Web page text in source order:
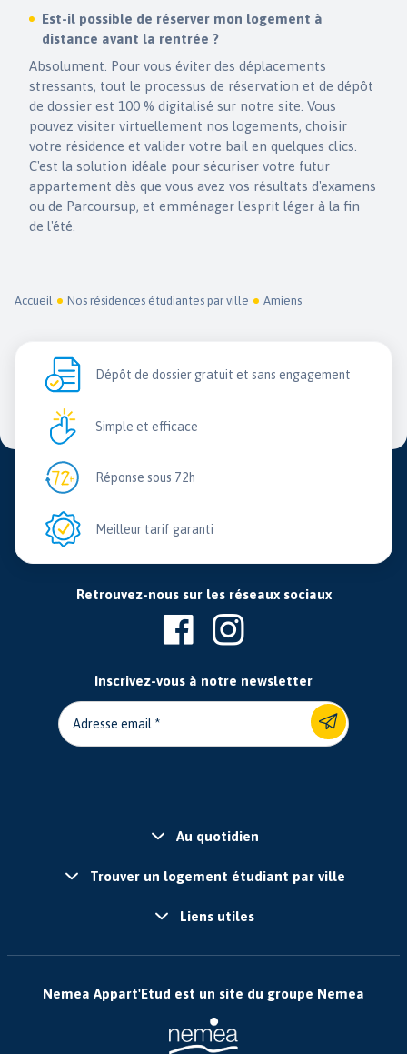
Accueil Nos résidences étudiantes par ville Amiens
Est-il possible de réserver mon logement à
distance avant la rentrée ?
Absolument. Pour vous éviter des déplacements
stressants, tout le processus de réservation et de dépôt
de dossier est 100 % digitalisé sur notre site. Vous
pouvez visiter virtuellement nos logements, choisir
votre résidence et valider votre bail en quelques clics.
C'est la solution idéale pour sécuriser votre futur
appartement dès que vous avez vos résultats d'examens
ou de Parcoursup, et emménager l'esprit léger à la fin
de l'été.
Dépôt de dossier gratuit et sans engagement
Simple et efficace
Réponse sous 72h
Meilleur tarif garanti
Retrouvez-nous sur les réseaux sociaux
Inscrivez-vous à notre newsletter
Adresse email
Au quotidien
Trouver un logement étudiant par ville
Liens utiles
Nemea Appart'Etud est un site du groupe Nemea